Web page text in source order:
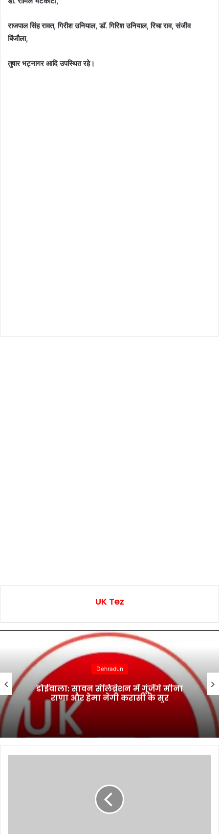
राजपाल सिंह रावत, गिरीश उनियाल, डाॅ. गिरिश उनियाल, रिचा राव, संजीव
बिंजौला,
तुषार भट्नागर आदि उपस्थित रहे।
UK Tez
Dehradun
डोईवाला: सावन सेलिब्रेशन में गूंजेंगे मीना
राणा और हेमा नेगी करासी के सुर